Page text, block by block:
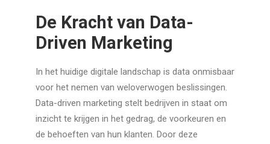
De Kracht van Data-
Driven Marketing
In het huidige digitale landschap is data onmisbaar
voor het nemen van weloverwogen beslissingen.
Data-driven marketing stelt bedrijven in staat om
inzicht te krijgen in het gedrag, de voorkeuren en
de behoeften van hun klanten. Door deze